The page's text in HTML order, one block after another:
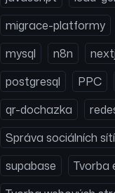
migrace-platformy
mysql
n8n
postgresql
PPC
qr-dochazka
Správa sociálních sítí
supabase
Tvorba